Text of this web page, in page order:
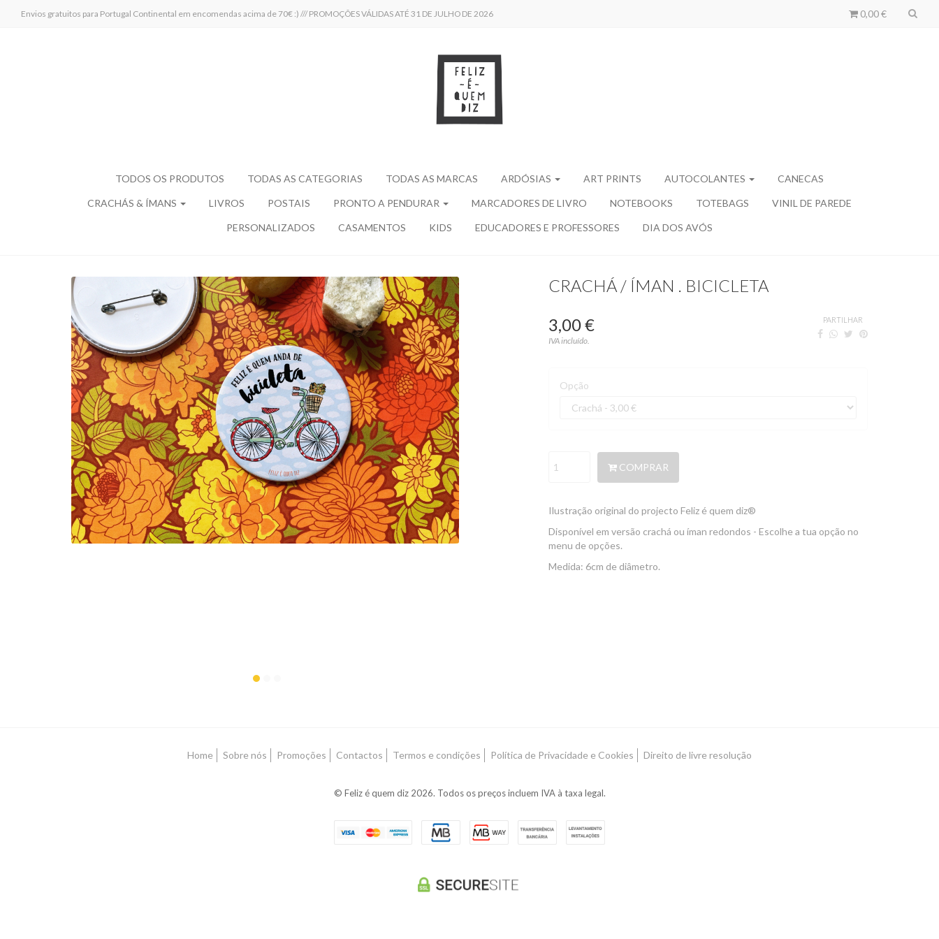
Envios gratuitos para Portugal Continental em encomendas acima de 70€ :) /// PROMOÇÕES VÁLIDAS ATÉ 31 DE JULHO DE 2026 0,00 €
TODOS OS PRODUTOS TODAS AS CATEGORIAS TODAS AS MARCAS ARDÓSIAS ART PRINTS AUTOCOLANTES CANECAS
CRACHÁS & ÍMANS LIVROS POSTAIS PRONTO A PENDURAR MARCADORES DE LIVRO NOTEBOOKS TOTEBAGS VINIL DE PAREDE
PERSONALIZADOS CASAMENTOS KIDS EDUCADORES E PROFESSORES DIA DOS AVÓS
CRACHÁ / ÍMAN . BICICLETA
3,00 €
IVA incluído.
PARTILHAR
Opção
COMPRAR
Ilustração original do projecto Feliz é quem diz®
Disponível em versão crachá ou íman redondos - Escolhe a tua opção no
menu de opções.
Medida: 6cm de diâmetro.
Home Sobre nós Promoções Contactos Termos e condições Política de Privacidade e Cookies Direito de livre resolução
© Feliz é quem diz 2026. Todos os preços incluem IVA à taxa legal.